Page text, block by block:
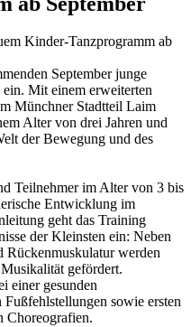
September junge
Mit einem erweiterten
Münchner Stadtteil Laim
Alter von drei Jahren und
der Bewegung und des
Teilnehmer im Alter von 3 bis
Entwicklung im
geht das Training
der Kleinsten ein: Neben
Rückenmuskulatur werden
gefördert.
einer gesunden
sowie ersten
Choreografien.